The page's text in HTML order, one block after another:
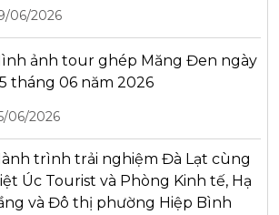
06/2026
ảnh tour ghép Măng Đen ngày
tháng 06 năm 2026
06/2026
trình trải nghiệm Đà Lạt cùng
Úc Tourist và Phòng Kinh tế, Hạ
và Đô thị phường Hiệp Bình